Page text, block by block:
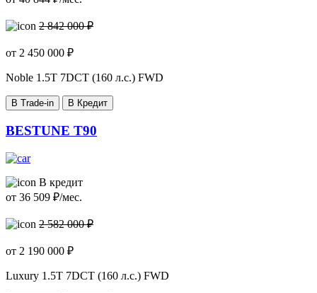
2 842 000 ₽
от 2 450 000 ₽
Noble 1.5T 7DCT (160 л.с.) FWD
В Trade-in В Кредит
BESTUNE T90
В кредит
от 36 509 ₽/мес.
2 582 000 ₽
от 2 190 000 ₽
Luxury 1.5T 7DCT (160 л.с.) FWD